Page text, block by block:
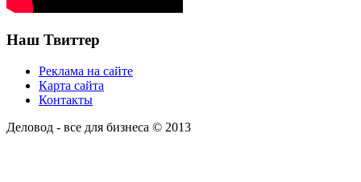
Наш Твиттер
Реклама на сайте
Карта сайта
Контакты
Деловод - все для бизнеса © 2013